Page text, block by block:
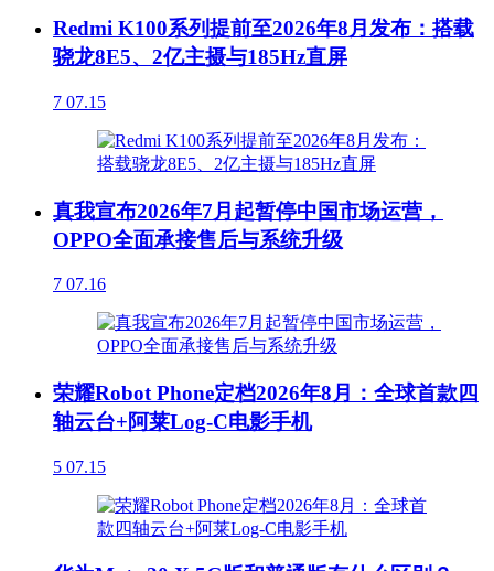
Redmi K100系列提前至2026年8月发布：搭载
骁龙8E5、2亿主摄与185Hz直屏
7 07.15
真我宣布2026年7月起暂停中国市场运营，
OPPO全面承接售后与系统升级
7 07.16
荣耀Robot Phone定档2026年8月：全球首款四
轴云台+阿莱Log-C电影手机
5 07.15